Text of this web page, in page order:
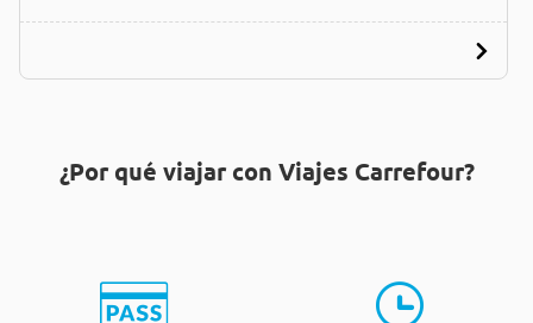
¿Por qué viajar con Viajes Carrefour?